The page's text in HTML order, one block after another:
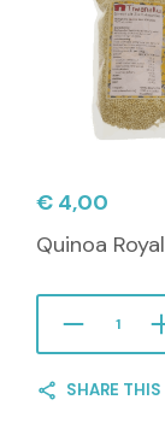
€ 4,00
Quinoa
SHARE